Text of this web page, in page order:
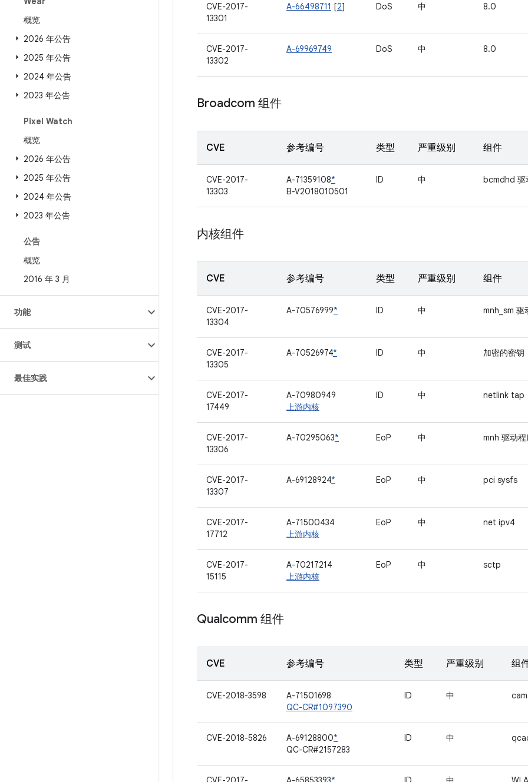
概览
2026 年公告
2025 年公告
2024 年公告
2023 年公告
Pixel Watch
概览
2026 年公告
2025 年公告
2024 年公告
2023 年公告
公告
概览
2016 年 3 月
功能
测试
最佳实践
CVE-2017-
13301
A-66498711 [2] DoS 中 8.0
CVE-2017-
13302
A-69969749 DoS 中 8.0
Broadcom 组件
CVE 参考编号 类型 严重级别 组件
CVE-2017-
13303
A-71359108*
B-V2018010501
ID 中 bcmdhd 驱
内核组件
CVE 参考编号 类型 严重级别 组件
CVE-2017-
13304
A-70576999* ID 中 mnh_sm 驱
CVE-2017-
13305
A-70526974* ID 中 加密的密钥
CVE-2017-
17449
A-70980949
上游内核
ID 中 netlink tap
CVE-2017-
13306
A-70295063* EoP 中 mnh 驱动程
CVE-2017-
13307
A-69128924* EoP 中 pci sysfs
CVE-2017-
17712
A-71500434
上游内核
EoP 中 net ipv4
CVE-2017-
15115
A-70217214
上游内核
EoP 中 sctp
Qualcomm 组件
CVE 参考编号 类型 严重级别 组
CVE-2018-3598
A-71501698
QC-CR#1097390
ID 中
CVE-2018-5826 A-69128800*
QC-CR#2157283
ID 中